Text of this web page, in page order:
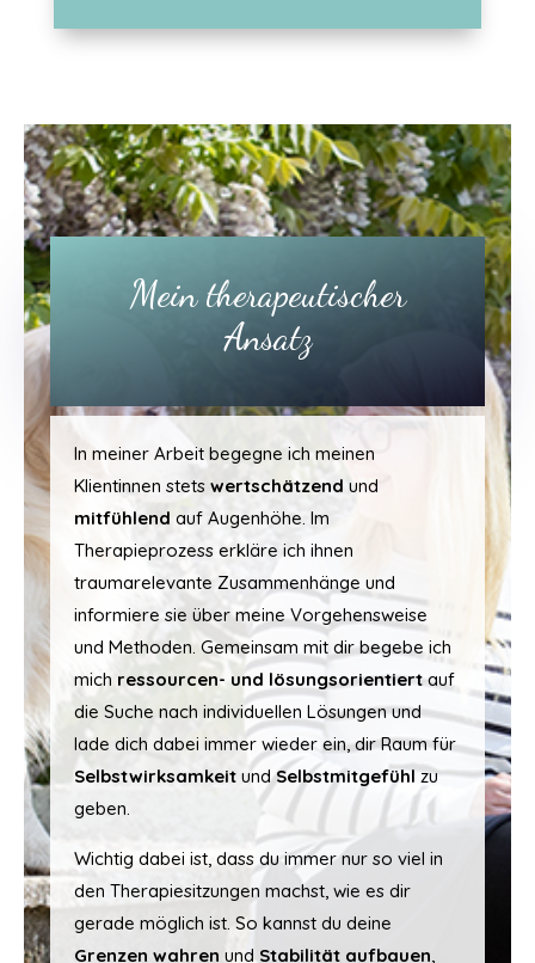
Mein therapeutischer
Ansatz
In meiner Arbeit begegne ich meinen
Klientinnen stetswertschätzend und
mitfühlend auf Augenhöhe. Im
Therapieprozess erkläre ich ihnen
traumarelevante Zusammenhänge und
informiere sie über meine Vorgehensweise
und Methoden. Gemeinsam mit dir begebe ich
mich ressourcen- und lösungsorientiertauf
die Suche nach individuellen Lösungen und
lade dich dabei immer wieder ein, dir Raum für
Selbstwirksamkeit undSelbstmitgefühlzu
geben.
Wichtig dabei ist, dass du immer nur so viel in
den Therapiesitzungen machst, wie es dir
gerade möglich ist. So kannst du deine
Grenzen wahren und Stabilität aufbauen